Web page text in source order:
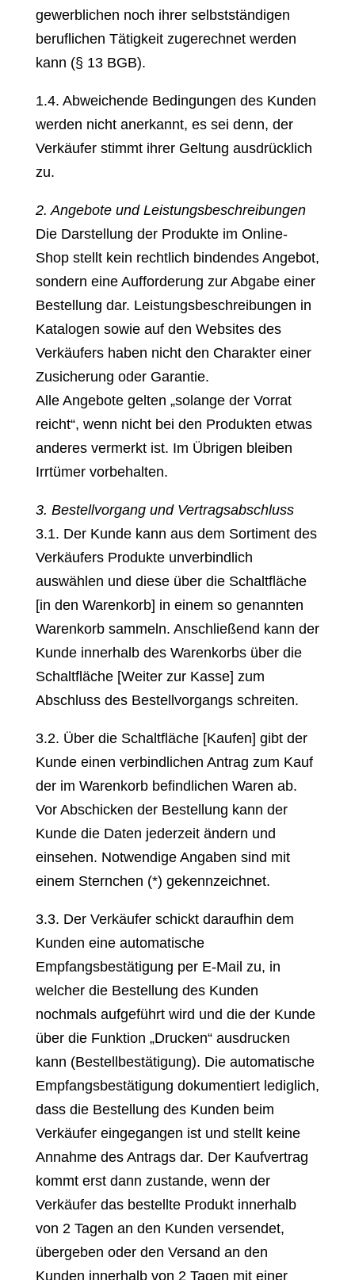
gewerblichen noch ihrer selbstständigen
beruflichen Tätigkeit zugerechnet werden
kann (§ 13 BGB).
1.4. Abweichende Bedingungen des Kunden
werden nicht anerkannt, es sei denn, der
Verkäufer stimmt ihrer Geltung ausdrücklich
zu.
2. Angebote und Leistungsbeschreibungen
Die Darstellung der Produkte im Online-
Shop stellt kein rechtlich bindendes Angebot,
sondern eine Aufforderung zur Abgabe einer
Bestellung dar. Leistungsbeschreibungen in
Katalogen sowie auf den Websites des
Verkäufers haben nicht den Charakter einer
Zusicherung oder Garantie.
Alle Angebote gelten „solange der Vorrat
reicht“, wenn nicht bei den Produkten etwas
anderes vermerkt ist. Im Übrigen bleiben
Irrtümer vorbehalten.
3. Bestellvorgang und Vertragsabschluss
3.1. Der Kunde kann aus dem Sortiment des
Verkäufers Produkte unverbindlich
auswählen und diese über die Schaltfläche
[in den Warenkorb] in einem so genannten
Warenkorb sammeln. Anschließend kann der
Kunde innerhalb des Warenkorbs über die
Schaltfläche [Weiter zur Kasse] zum
Abschluss des Bestellvorgangs schreiten.
3.2. Über die Schaltfläche [Kaufen] gibt der
Kunde einen verbindlichen Antrag zum Kauf
der im Warenkorb befindlichen Waren ab.
Vor Abschicken der Bestellung kann der
Kunde die Daten jederzeit ändern und
einsehen. Notwendige Angaben sind mit
einem Sternchen (*) gekennzeichnet.
3.3. Der Verkäufer schickt daraufhin dem
Kunden eine automatische
Empfangsbestätigung per E-Mail zu, in
welcher die Bestellung des Kunden
nochmals aufgeführt wird und die der Kunde
über die Funktion „Drucken“ ausdrucken
kann (Bestellbestätigung). Die automatische
Empfangsbestätigung dokumentiert lediglich,
dass die Bestellung des Kunden beim
Verkäufer eingegangen ist und stellt keine
Annahme des Antrags dar. Der Kaufvertrag
kommt erst dann zustande, wenn der
Verkäufer das bestellte Produkt innerhalb
von 2 Tagen an den Kunden versendet,
übergeben oder den Versand an den
Kunden innerhalb von 2 Tagen mit einer